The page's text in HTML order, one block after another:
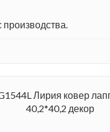
производства.